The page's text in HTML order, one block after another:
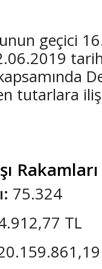
geçici
tutarlara
Rakamları
75.324
TL